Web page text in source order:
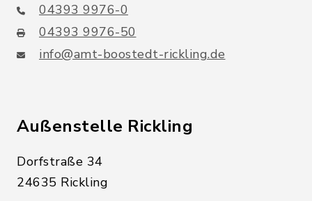
04393 9976-0
04393 9976-50
info@amt-boostedt-rickling.de
Außenstelle Rickling
Dorfstraße 34
24635 Rickling